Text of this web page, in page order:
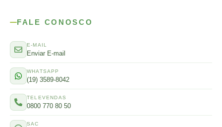
FALE CONOSCO
E-MAIL
Enviar E-mail
WHATSAPP
(19) 3589-8042
TELEVENDAS
0800 770 80 50
SAC